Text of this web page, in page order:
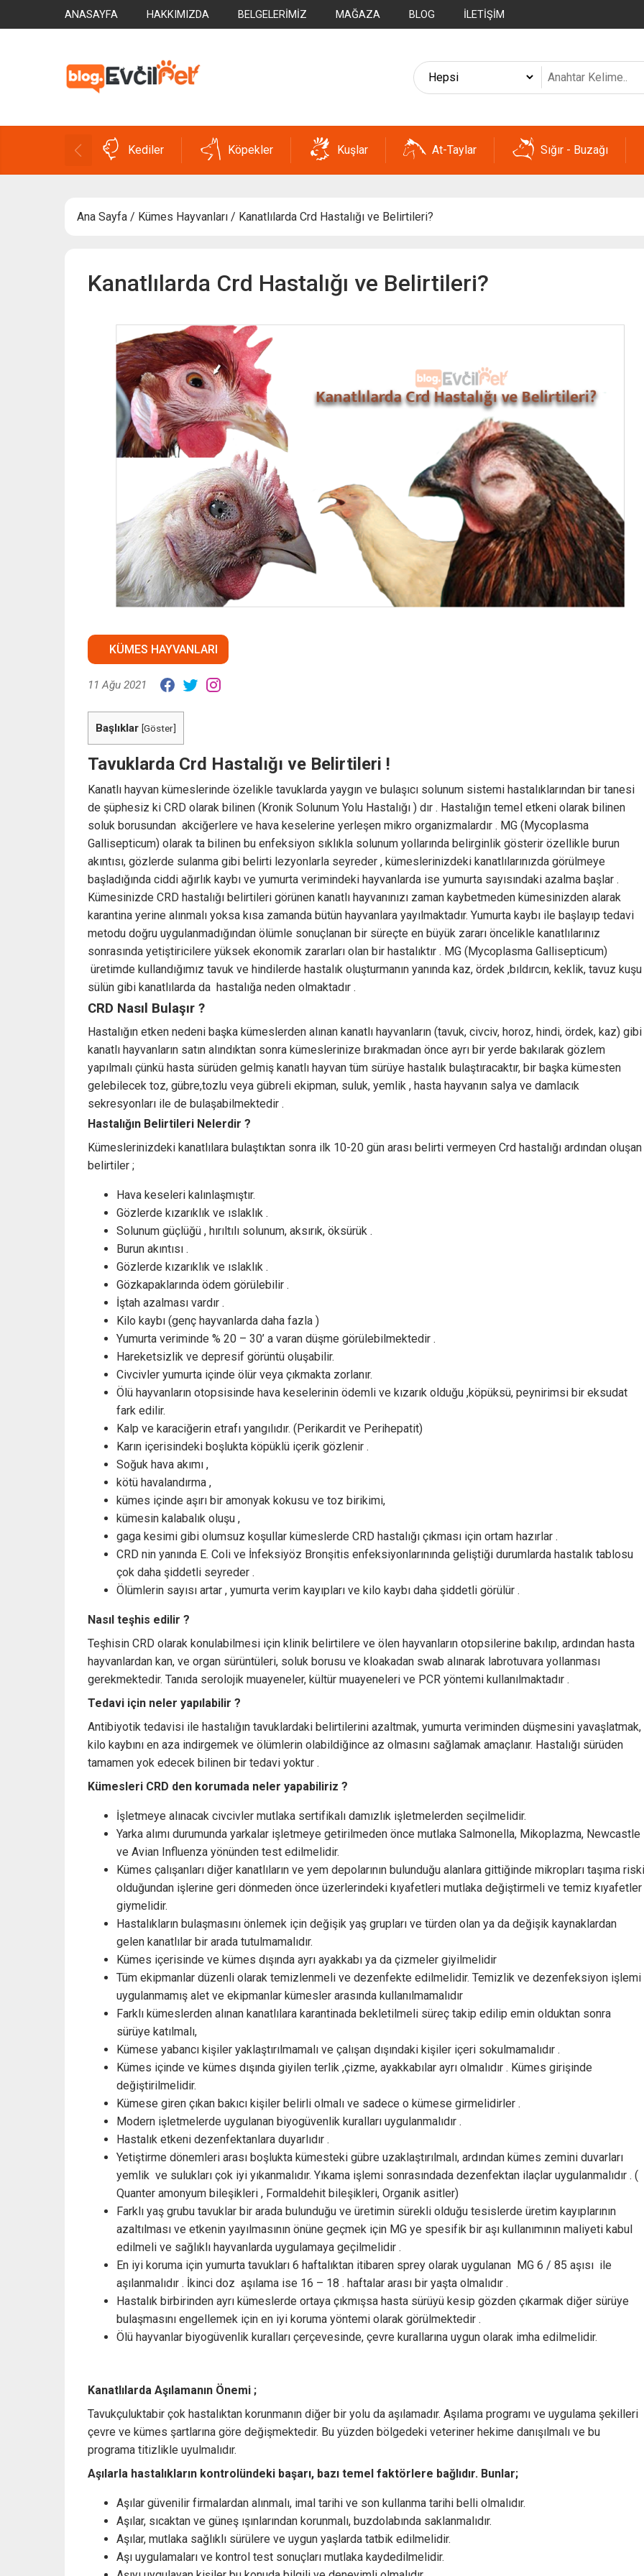
ANASAYFA HAKKIMIZDA BELGELERIMIZ MAĞAZA BLOG İLETIŞIM
Kediler Köpekler Kuşlar At-Taylar Sığır - Buzağı
Ana Sayfa / Kümes Hayvanları / Kanatlılarda Crd Hastalığı ve Belirtileri?
Kanatlılarda Crd Hastalığı ve Belirtileri?
KÜMES HAYVANLARI
11 Ağu 2021
Başlıklar [Göster]
Tavuklarda Crd Hastalığı ve Belirtileri !
Kanatlı hayvan kümeslerinde özelikle tavuklarda yaygın ve bulaşıcı solunum sistemi hastalıklarından bir tanesi
de şüphesiz ki CRD olarak bilinen (Kronik Solunum Yolu Hastalığı ) dır . Hastalığın temel etkeni olarak bilinen
soluk borusundan akciğerlere ve hava keselerine yerleşen mikro organizmalardır . MG (Mycoplasma
Gallisepticum) olarak ta bilinen bu enfeksiyon sıklıkla solunum yollarında belirginlik gösterir özellikle burun
akıntısı, gözlerde sulanma gibi belirti lezyonlarla seyreder , kümeslerinizdeki kanatlılarınızda görülmeye
başladığında ciddi ağırlık kaybı ve yumurta verimindeki hayvanlarda ise yumurta sayısındaki azalma başlar .
Kümesinizde CRD hastalığı belirtileri görünen kanatlı hayvanınızı zaman kaybetmeden kümesinizden alarak
karantina yerine alınmalı yoksa kısa zamanda bütün hayvanlara yayılmaktadır. Yumurta kaybı ile başlayıp tedavi
metodu doğru uygulanmadığından ölümle sonuçlanan bir süreçte en büyük zararı öncelikle kanatlılarınız
sonrasında yetiştiricilere yüksek ekonomik zararları olan bir hastalıktır . MG (Mycoplasma Gallisepticum)
üretimde kullandığımız tavuk ve hindilerde hastalık oluşturmanın yanında kaz, ördek ,bıldırcın, keklik, tavuz kuşu
sülün gibi kanatlılarda da hastalığa neden olmaktadır .
CRD Nasıl Bulaşır ?
Hastalığın etken nedeni başka kümeslerden alınan kanatlı hayvanların (tavuk, civciv, horoz, hindi, ördek, kaz) gibi
kanatlı hayvanların satın alındıktan sonra kümeslerinize bırakmadan önce ayrı bir yerde bakılarak gözlem
yapılmalı çünkü hasta sürüden gelmiş kanatlı hayvan tüm sürüye hastalık bulaştıracaktır, bir başka kümesten
gelebilecek toz, gübre,tozlu veya gübreli ekipman, suluk, yemlik , hasta hayvanın salya ve damlacık
sekresyonları ile de bulaşabilmektedir .
Hastalığın Belirtileri Nelerdir ?
Kümeslerinizdeki kanatlılara bulaştıktan sonra ilk 10-20 gün arası belirti vermeyen Crd hastalığı ardından oluşan
belirtiler ;
Hava keseleri kalınlaşmıştır.
Gözlerde kızarıklık ve ıslaklık .
Solunum güçlüğü , hırıltılı solunum, aksırık, öksürük .
Burun akıntısı .
Gözlerde kızarıklık ve ıslaklık .
Gözkapaklarında ödem görülebilir .
İştah azalması vardır .
Kilo kaybı (genç hayvanlarda daha fazla )
Yumurta veriminde % 20 – 30’ a varan düşme görülebilmektedir .
Hareketsizlik ve depresif görüntü oluşabilir.
Civcivler yumurta içinde ölür veya çıkmakta zorlanır.
Ölü hayvanların otopsisinde hava keselerinin ödemli ve kızarık olduğu ,köpüksü, peynirimsi bir eksudat
fark edilir.
Kalp ve karaciğerin etrafı yangılıdır. (Perikardit ve Perihepatit)
Karın içerisindeki boşlukta köpüklü içerik gözlenir .
Soğuk hava akımı ,
kötü havalandırma ,
kümes içinde aşırı bir amonyak kokusu ve toz birikimi,
kümesin kalabalık oluşu ,
gaga kesimi gibi olumsuz koşullar kümeslerde CRD hastalığı çıkması için ortam hazırlar .
CRD nin yanında E. Coli ve İnfeksiyöz Bronşitis enfeksiyonlarınında geliştiği durumlarda hastalık tablosu
çok daha şiddetli seyreder .
Ölümlerin sayısı artar , yumurta verim kayıpları ve kilo kaybı daha şiddetli görülür .
Nasıl teşhis edilir ?
Teşhisin CRD olarak konulabilmesi için klinik belirtilere ve ölen hayvanların otopsilerine bakılıp, ardından hasta
hayvanlardan kan, ve organ sürüntüleri, soluk borusu ve kloakadan swab alınarak labrotuvara yollanması
gerekmektedir. Tanıda serolojik muayeneler, kültür muayeneleri ve PCR yöntemi kullanılmaktadır .
Tedavi için neler yapılabilir ?
Antibiyotik tedavisi ile hastalığın tavuklardaki belirtilerini azaltmak, yumurta veriminden düşmesini yavaşlatmak,
kilo kaybını en aza indirgemek ve ölümlerin olabildiğince az olmasını sağlamak amaçlanır. Hastalığı sürüden
tamamen yok edecek bilinen bir tedavi yoktur .
Kümesleri CRD den korumada neler yapabiliriz ?
İşletmeye alınacak civcivler mutlaka sertifikalı damızlık işletmelerden seçilmelidir.
Yarka alımı durumunda yarkalar işletmeye getirilmeden önce mutlaka Salmonella, Mikoplazma, Newcastle
ve Avian Influenza yönünden test edilmelidir.
Kümes çalışanları diğer kanatlıların ve yem depolarının bulunduğu alanlara gittiğinde mikropları taşıma riski
olduğundan işlerine geri dönmeden önce üzerlerindeki kıyafetleri mutlaka değiştirmeli ve temiz kıyafetler
giymelidir.
Hastalıkların bulaşmasını önlemek için değişik yaş grupları ve türden olan ya da değişik kaynaklardan
gelen kanatlılar bir arada tutulmamalıdır.
Kümes içerisinde ve kümes dışında ayrı ayakkabı ya da çizmeler giyilmelidir
Tüm ekipmanlar düzenli olarak temizlenmeli ve dezenfekte edilmelidir. Temizlik ve dezenfeksiyon işlemi
uygulanmamış alet ve ekipmanlar kümesler arasında kullanılmamalıdır
Farklı kümeslerden alınan kanatlılara karantinada bekletilmeli süreç takip edilip emin olduktan sonra
sürüye katılmalı,
Kümese yabancı kişiler yaklaştırılmamalı ve çalışan dışındaki kişiler içeri sokulmamalıdır .
Kümes içinde ve kümes dışında giyilen terlik ,çizme, ayakkabılar ayrı olmalıdır . Kümes girişinde
değiştirilmelidir.
Kümese giren çıkan bakıcı kişiler belirli olmalı ve sadece o kümese girmelidirler .
Modern işletmelerde uygulanan biyogüvenlik kuralları uygulanmalıdır .
Hastalık etkeni dezenfektanlara duyarlıdır .
Yetiştirme dönemleri arası boşlukta kümesteki gübre uzaklaştırılmalı, ardından kümes zemini duvarları
yemlik ve sulukları çok iyi yıkanmalıdır. Yıkama işlemi sonrasındada dezenfektan ilaçlar uygulanmalıdır . (
Quanter amonyum bileşikleri , Formaldehit bileşikleri, Organik asitler)
Farklı yaş grubu tavuklar bir arada bulunduğu ve üretimin sürekli olduğu tesislerde üretim kayıplarının
azaltılması ve etkenin yayılmasının önüne geçmek için MG ye spesifik bir aşı kullanımının maliyeti kabul
edilmeli ve sağlıklı hayvanlarda uygulamaya geçilmelidir .
En iyi koruma için yumurta tavukları 6 haftalıktan itibaren sprey olarak uygulanan MG 6 / 85 aşısı ile
aşılanmalıdır . İkinci doz aşılama ise 16 – 18 . haftalar arası bir yaşta olmalıdır .
Hastalık birbirinden ayrı kümeslerde ortaya çıkmışsa hasta sürüyü kesip gözden çıkarmak diğer sürüye
bulaşmasını engellemek için en iyi koruma yöntemi olarak görülmektedir .
Ölü hayvanlar biyogüvenlik kuralları çerçevesinde, çevre kurallarına uygun olarak imha edilmelidir.
Kanatlılarda Aşılamanın Önemi ;
Tavukçuluktabir çok hastalıktan korunmanın diğer bir yolu da aşılamadır. Aşılama programı ve uygulama şekilleri
çevre ve kümes şartlarına göre değişmektedir. Bu yüzden bölgedeki veteriner hekime danışılmalı ve bu
programa titizlikle uyulmalıdır.
Aşılarla hastalıkların kontrolündeki başarı, bazı temel faktörlere bağlıdır. Bunlar;
Aşılar güvenilir firmalardan alınmalı, imal tarihi ve son kullanma tarihi belli olmalıdır.
Aşılar, sıcaktan ve güneş ışınlarından korunmalı, buzdolabında saklanmalıdır.
Aşılar, mutlaka sağlıklı sürülere ve uygun yaşlarda tatbik edilmelidir.
Aşı uygulamaları ve kontrol test sonuçları mutlaka kaydedilmelidir.